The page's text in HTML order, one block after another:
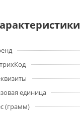
единица
(грамм)